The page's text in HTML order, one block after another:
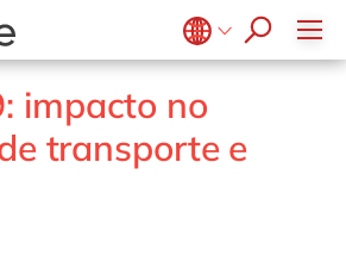
en
fr
Social
impacto no
transporte e